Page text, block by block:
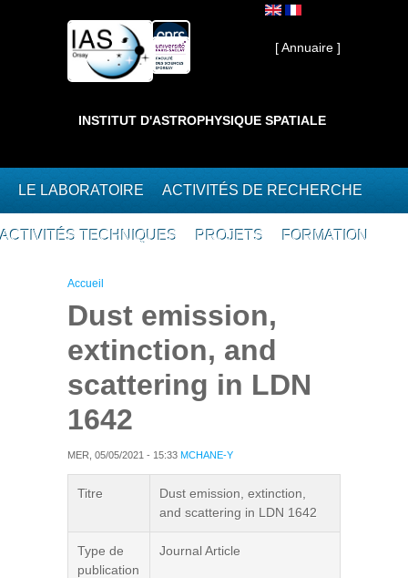
Interne ]
[ Annuaire ]
INSTITUT D'ASTROPHYSIQUE SPATIALE
LE LABORATOIRE ACTIVITÉS DE RECHERCHE
ACTIVITÉS TECHNIQUES PROJETS FORMATION
Vous êtes ici
Accueil
Dust emission,
extinction, and
scattering in LDN
1642
MER, 05/05/2021 - 15:33 MCHANE-Y
Titre
Dust emission, extinction,
and scattering in LDN 1642
Type de
publication
Journal Article